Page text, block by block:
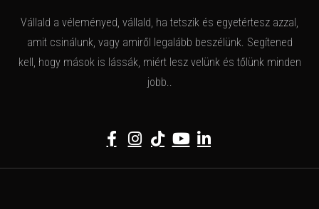
Vállald a véleményed, vállald, ha tetszik és egyetértesz azzal,
amit csinálunk, vagy amiről legalább beszélünk. Segítened
kell, hogy mások is lássák, miért lesz velünk és tőlünk minden
jobb..